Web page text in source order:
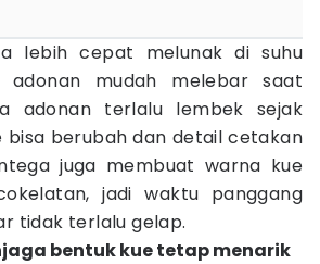
lebih cepat melunak di suhu
adonan mudah melebar saat
adonan terlalu lembek sejak
bisa berubah dan detail cetakan
juga membuat warna kue
jadi waktu panggang
tidak terlalu gelap.
bentuk kue tetap menarik